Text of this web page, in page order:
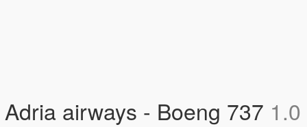
Adria airways - Boeng 737 1.0